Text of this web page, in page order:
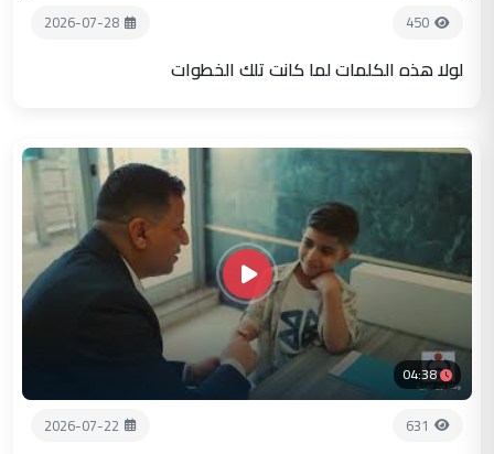
450
2026-07-28
لولا هذه الكلمات لما كانت تلك الخطوات
04:38
631
2026-07-22